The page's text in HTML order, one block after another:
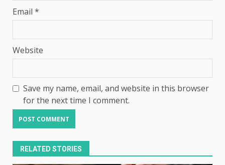
Email *
Website
Save my name, email, and website in this browser
for the next time I comment.
RELATED STORIES